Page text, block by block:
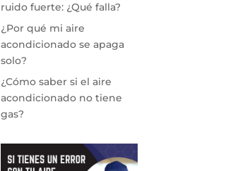
ruido fuerte: ¿Qué falla?
¿Por qué mi aire
acondicionado se apaga
solo?
¿Cómo saber si el aire
acondicionado no tiene
gas?